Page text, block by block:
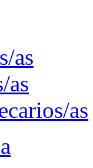
as
as
as